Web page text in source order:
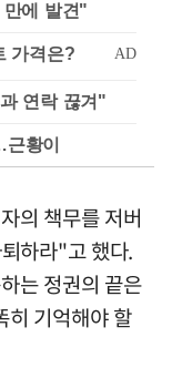
만에 발견"
연락 끊겨"
황이
의 책무를 저버
하라"고 했다.
는 정권의 끝은
히 기억해야 할